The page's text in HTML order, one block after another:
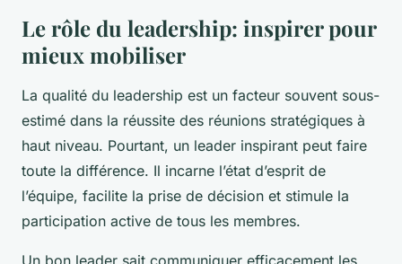
Le rôle du leadership: inspirer pour
mieux mobiliser
La qualité du leadership est un facteur souvent sous-
estimé dans la réussite des réunions stratégiques à
haut niveau. Pourtant, un leader inspirant peut faire
toute la différence. Il incarne l’état d’esprit de
l’équipe, facilite la prise de décision et stimule la
participation active de tous les membres.